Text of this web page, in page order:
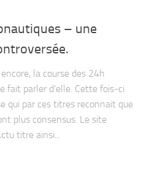
– une
la course des 24h
fait parler d’elle. Cette fois-ci
qui par ces titres reconnait que
plus consensus. Le site
titre ainsi...